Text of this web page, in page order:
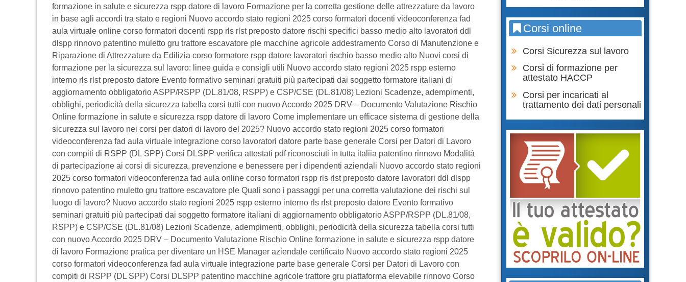
formazione in salute e sicurezza rspp datore di lavoro Formazione per la corretta gestione delle attrezzature da lavoro
in base agli accordi tra stato e regioni Nuovo accordo stato regioni 2025 corso formatori docenti videoconferenza fad
aula virtuale online corso formatori docenti rspp rls rlst preposto datore rischi specifici basso medio alto lavoratori ddl
dlspp rinnovo patentino muletto gru trattore escavatore ple macchine agricole addestramento Corso di Manutenzione e
Riparazione di Attrezzature da Edilizia corso formatore rspp datore lavoratori rischio basso medio alto Nuovi corsi di
formazione per la sicurezza sul lavoro: linee guida e consigli utili Nuovo accordo stato regioni 2025 rspp esterno
interno rls rlst preposto datore Evento formativo seminari gratuiti più partecipati dai soggetto formatore italiani di
aggiornamento obbligatorio ASPP/RSPP (DL.81/08, RSPP) e CSP/CSE (DL.81/08) Lezioni Scadenze, adempimenti,
obblighi, periodicità della sicurezza tabella corsi tutti con nuovo Accordo 2025 DRV – Documento Valutazione Rischio
Online formazione in salute e sicurezza rspp datore di lavoro Come implementare un efficace sistema di gestione della
sicurezza sul lavoro nei corsi per datori di lavoro del 2025? Nuovo accordo stato regioni 2025 corso formatori
videoconferenza fad aula virtuale integrazione corso lavoratori datore parte base generale Corsi per Datori di Lavoro
con compiti di RSPP (DL SPP) Corsi DLSPP verifica attestati pdf riconosciuti in tutta italiia patentino rinnovo Modalità
di partecipazione ai corsi di sicurezza, prevenzione e benessere per i dipendenti aziendali Nuovo accordo stato regioni
2025 corso formatori videoconferenza fad aula online corso formatori rspp rls rlst preposto datore lavoratori ddl dlspp
rinnovo patentino muletto gru trattore escavatore ple Quali sono i passaggi per una corretta valutazione dei rischi sul
luogo di lavoro? Nuovo accordo stato regioni 2025 rspp esterno interno rls rlst preposto datore Evento formativo
seminari gratuiti più partecipati dai soggetto formatore italiani di aggiornamento obbligatorio ASPP/RSPP (DL.81/08,
RSPP) e CSP/CSE (DL.81/08) Lezioni Scadenze, adempimenti, obblighi, periodicità della sicurezza tabella corsi tutti
con nuovo Accordo 2025 DRV – Documento Valutazione Rischio Online formazione in salute e sicurezza rspp datore
di lavoro Formazione pratica per diventare un HSE Manager aziendale certificato Nuovo accordo stato regioni 2025
corso formatori videoconferenza fad aula virtuale integrazione parte base generale Corsi per Datori di Lavoro con
compiti di RSPP (DL SPP) Corsi DLSPP patentino macchine agricole trattore gru piattaforma elevabile rinnovo Corso
Corsi online
Corsi Sicurezza sul lavoro
Corsi di formazione per
attestato HACCP
Corsi per incaricati al
trattamento dei dati personali